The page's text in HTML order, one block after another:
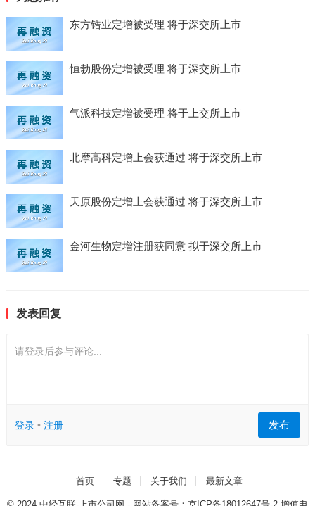
东方锆业定增被受理 将于深交所上市
恒勃股份定增被受理 将于深交所上市
气派科技定增被受理 将于上交所上市
北摩高科定增上会获通过 将于深交所上市
天原股份定增上会获通过 将于深交所上市
金河生物定增注册获同意 拟于深交所上市
发表回复
请登录后参与评论...
登录• 注册 发布
首页 专题 关于我们 最新文章